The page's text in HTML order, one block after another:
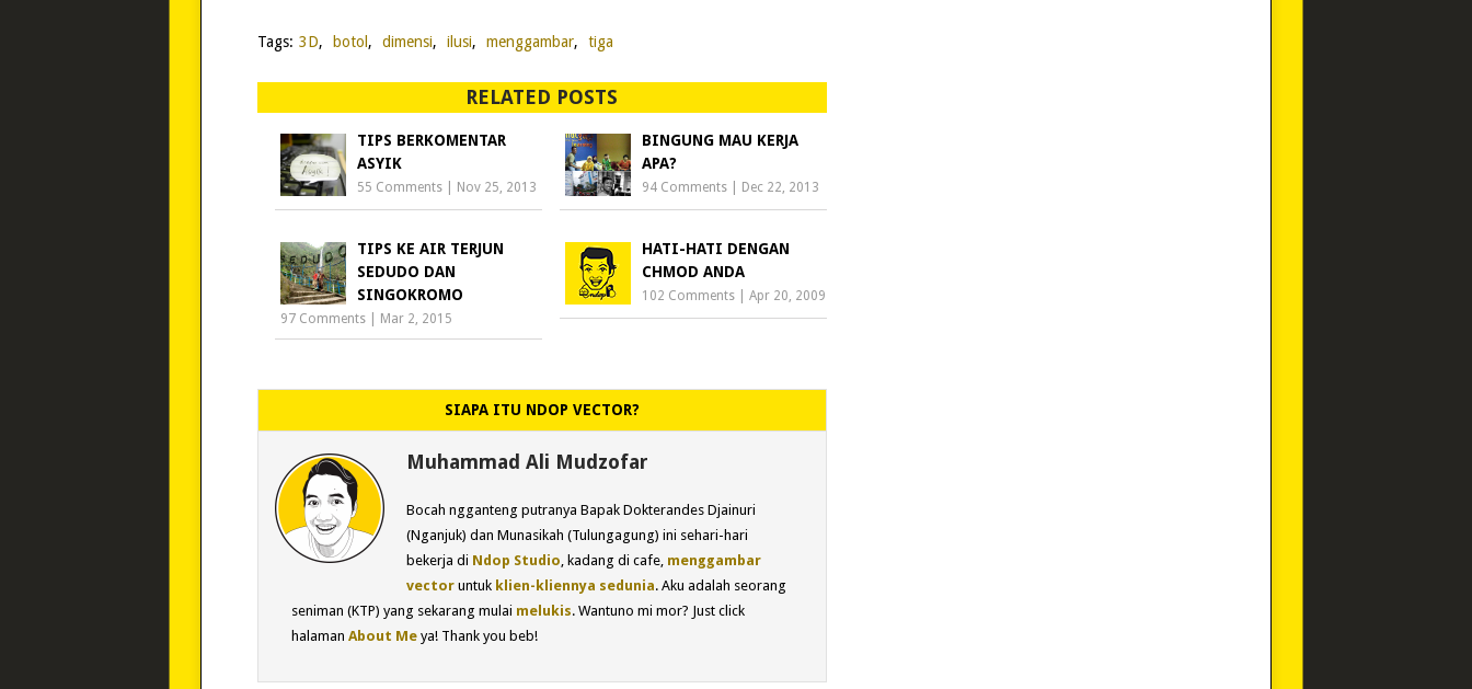
Tags: 3D, botol , dimensi, ilusi, menggambar, tiga
RELATED POSTS
TIPS BERKOMENTAR
ASYIK
55 Comments Nov 25, 2013
BINGUNG MAU KERJA
APA?
94 Comments| Dec 22, 2013
TIPS KE AIR TERJUN
SEDUDO DAN
SINGOKROMO
97 Comments Mar 2, 2015
HATI-HATI DENGAN
CHMOD ANDA
102 Comments| Apr 20, 2009
SIAPA ITU NDOP VECTOR?
Muhammad Ali Mudzofar
Bocah ngganteng putranya Bapak Dokterandes Djainuri
(Nganjuk) dan Munasikah (Tulungagung) ini sehari-hari
bekerja di Ndop Studio, kadang di cafe, menggambar
vectoruntuk klien-kliennya sedunia. Aku adalah seorang
seniman (KTP) yang sekarang mulai melukis. Wantuno mi mor? Just click
halaman About Meya! Thank you beb!